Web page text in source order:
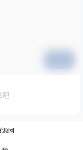
吧
源网